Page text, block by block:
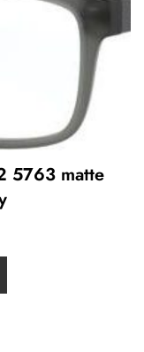
5763 matte